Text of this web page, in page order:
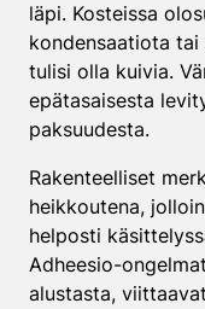
läpi. Kosteissa
kondensaatiota
tulisi olla kuivia.
epätasaisesta
paksuudesta.
Rakenteelliset
heikkoutena,
helposti
Adheesio-
alustasta,